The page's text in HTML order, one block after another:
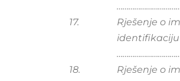
17.
Rješenje o
18.
Rješenje o